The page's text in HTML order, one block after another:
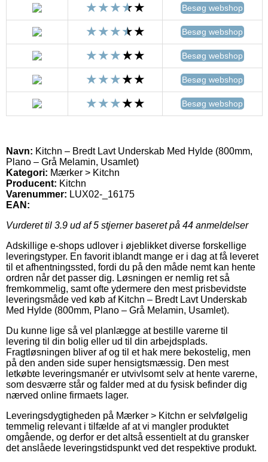
Besøg webshop
Besøg webshop
Besøg webshop
Besøg webshop
Besøg webshop
Navn: Kitchn – Bredt Lavt Underskab Med Hylde (800mm,
Plano – Grå Melamin, Usamlet)
Kategori: Mærker > Kitchn
Producent: Kitchn
Varenummer: LUX02-_16175
EAN:
Vurderet til 3.9 ud af 5 stjerner baseret på 44 anmeldelser
Adskillige e-shops udlover i øjeblikket diverse forskellige
leveringstyper. En favorit iblandt mange er i dag at få leveret
til et afhentningssted, fordi du på den måde nemt kan hente
ordren når det passer dig. Løsningen er nemlig ret så
fremkommelig, samt ofte ydermere den mest prisbevidste
leveringsmåde ved køb af Kitchn – Bredt Lavt Underskab
Med Hylde (800mm, Plano – Grå Melamin, Usamlet).
Du kunne lige så vel planlægge at bestille varerne til
levering til din bolig eller ud til din arbejdsplads.
Fragtløsningen bliver af og til et hak mere bekostelig, men
på den anden side super hensigtsmæssig. Den mest
letkøbte leveringsmanér er utvivlsomt selv at hente varerne,
som desværre står og falder med at du fysisk befinder dig
nærved online firmaets lager.
Leveringsdygtigheden på Mærker > Kitchn er selvfølgelig
temmelig relevant i tilfælde af at vi mangler produktet
omgående, og derfor er det altså essentielt at du gransker
det anslåede leveringstidspunkt ved det respektive produkt.